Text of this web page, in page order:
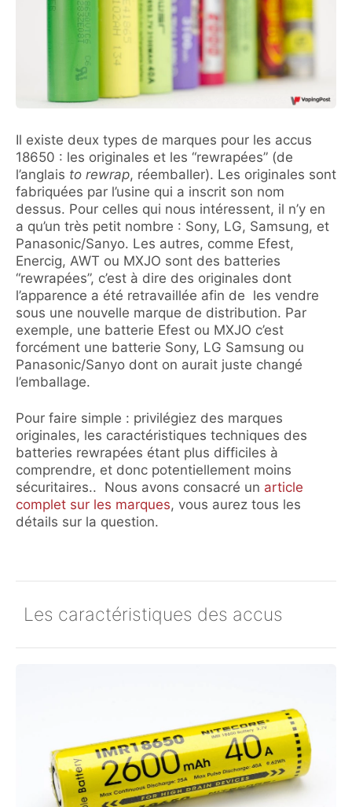
Il existe deux types de marques pour les accus
18650 : les originales et les “rewrapées” (de
l’anglais to rewrap, réemballer). Les originales sont
fabriquées par l’usine qui a inscrit son nom
dessus. Pour celles qui nous intéressent, il n’y en
a qu’un très petit nombre : Sony, LG, Samsung, et
Panasonic/Sanyo. Les autres, comme Efest,
Enercig, AWT ou MXJO sont des batteries
“rewrapées”, c’est à dire des originales dont
l’apparence a été retravaillée afin de les vendre
sous une nouvelle marque de distribution. Par
exemple, une batterie Efest ou MXJO c’est
forcément une batterie Sony, LG Samsung ou
Panasonic/Sanyo dont on aurait juste changé
l’emballage.
Pour faire simple : privilégiez des marques
originales, les caractéristiques techniques des
batteries rewrapées étant plus difficiles à
comprendre, et donc potentiellement moins
sécuritaires.. Nous avons consacré un article
complet sur les marques, vous aurez tous les
détails sur la question.
Les caractéristiques des accus